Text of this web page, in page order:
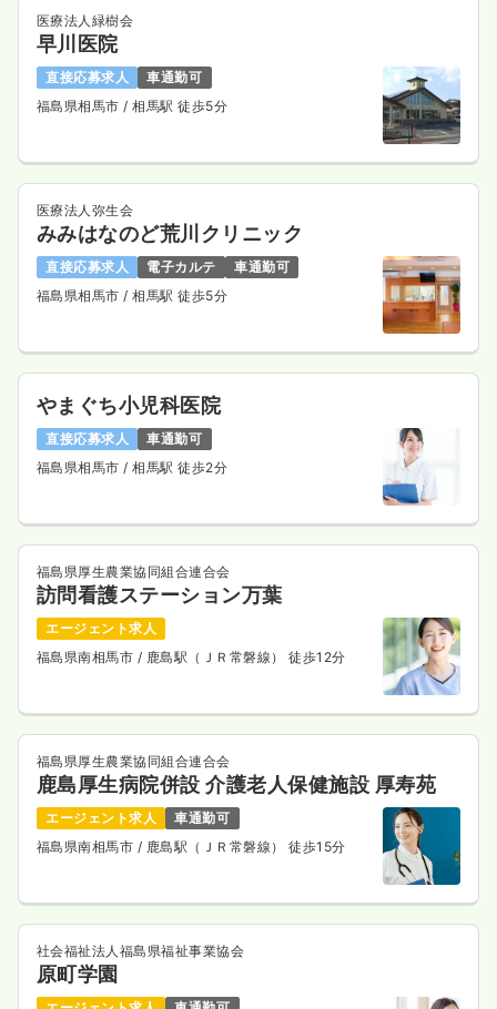
医療法人緑樹会
早川医院
直接応募求人
車通勤可
福島県相馬市/ 相馬駅 徒歩5分
医療法人弥生会
みみはなのど荒川クリニック
直接応募求人 電子カルテ
車通勤可
福島県相馬市/ 相馬駅 徒歩5分
やまぐち小児科医院
直接応募求人
車通勤可
福島県相馬市/ 相馬駅 徒歩2分
福島県厚生農業協同組合連合会
訪問看護ステーション万葉
エージェント求人
福島県南相馬市 / 鹿島駅（ＪＲ常磐線） 徒歩12分
福島県厚生農業協同組合連合会
鹿島厚生病院併設 介護老人保健施設 厚寿苑
エージェント求人
車通勤可
福島県南相馬市 / 鹿島駅（ＪＲ常磐線） 徒歩15分
社会福祉法人福島県福祉事業協会
原町学園